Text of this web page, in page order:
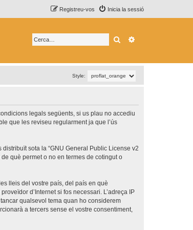
Inicia la sessió
Registreu-vos
Cerca
Style:
legals següents, si us plau no accediu
que les reviseu regularment ja que l’ús
distribuït sota la “GNU General Public License v2
què permet o no en termes de cotingut o
lleis del vostre país, del país en què
d’Internet si fos necessari. L’adreça IP
qualsevol tema quan ho considerem
a tercers sense el vostre consentiment,